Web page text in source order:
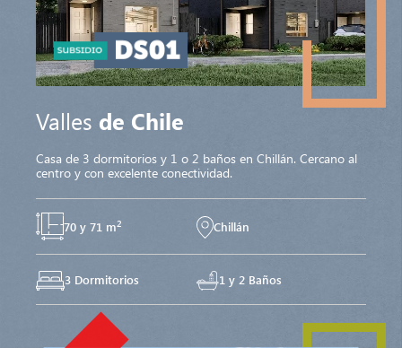
Valles de Chile
Casa de 3 dormitorios y 1 o 2 baños en Chillán. Cercano al
centro y con excelente conectividad.
70 y 71 m2 Chillán
3 Dormitorios 1 y 2 Baños